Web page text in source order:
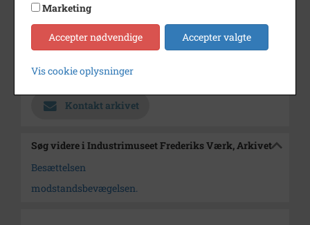
Dateringsnote
Fotograf
Ukendt
Kontakt arkivet
Søg videre i Industrimuseet Frederiks Værk, Arkivet
Besættelsen
modstandsbevægelsen.
Marketing
Accepter nødvendige Accepter valgte
Vis cookie oplysninger